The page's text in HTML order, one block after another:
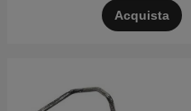
Acquista